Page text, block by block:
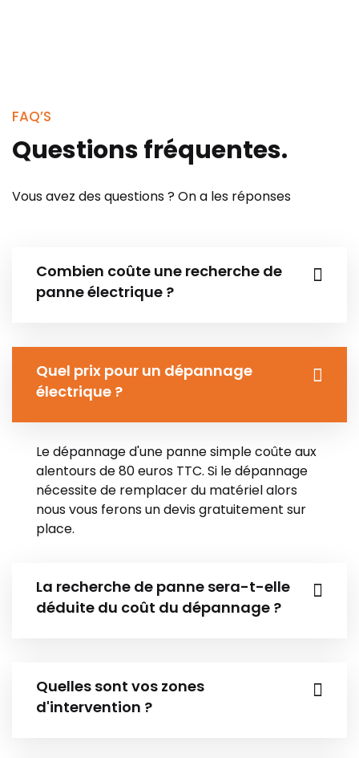
FAQ’S
Questions fréquentes.
Vous avez des questions ? On a les réponses
Combien coûte une recherche de
panne électrique ?
Quel prix pour un dépannage
électrique ?
Le dépannage d'une panne simple coûte aux
alentours de 80 euros TTC. Si le dépannage
nécessite de remplacer du matériel alors
nous vous ferons un devis gratuitement sur
place.
La recherche de panne sera-t-elle
déduite du coût du dépannage ?
Quelles sont vos zones
d'intervention ?